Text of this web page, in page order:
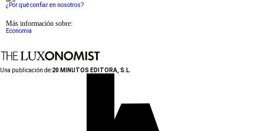
¿Por qué confiar en nosotros?
Más información sobre:
Economia
Una publicación de:20 MINUTOS EDITORA, S.L.